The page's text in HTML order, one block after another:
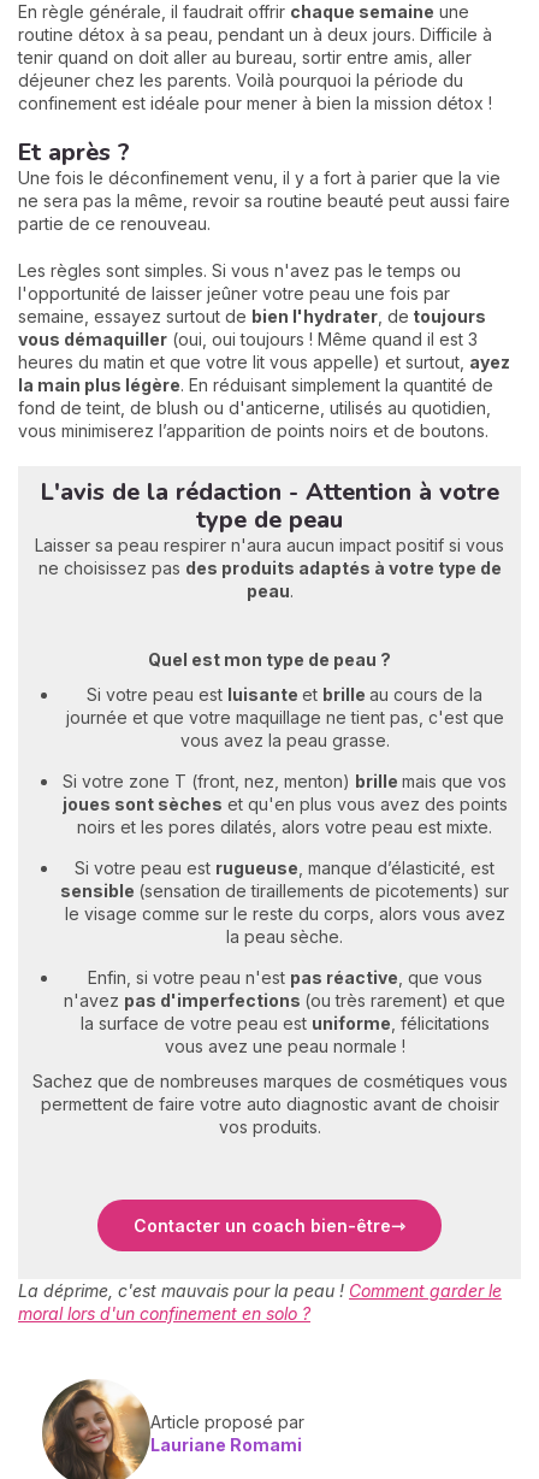
En règle générale, il faudrait offrir chaque semaine une
routine détox à sa peau, pendant un à deux jours. Difficile à
tenir quand on doit aller au bureau, sortir entre amis, aller
déjeuner chez les parents. Voilà pourquoi la période du
confinement est idéale pour mener à bien la mission détox !
Et après ?
Une fois le déconfinement venu, il y a fort à parier que la vie
ne sera pas la même, revoir sa routine beauté peut aussi faire
partie de ce renouveau.
Les règles sont simples. Si vous n'avez pas le temps ou
l'opportunité de laisser jeûner votre peau une fois par
semaine, essayez surtout de bien l'hydrater , de toujours
vous démaquiller (oui, oui toujours ! Même quand il est 3
heures du matin et que votre lit vous appelle) et surtout, ayez
la main plus légère. En réduisant simplement la quantité de
fond de teint, de blush ou d'anticerne, utilisés au quotidien,
vous minimiserez l’apparition de points noirs et de boutons.
L'avis de la rédaction - Attention à votre
type de peau
Laisser sa peau respirer n'aura aucun impact positif si vous
ne choisissez pas des produits adaptés à votre type de
peau.
Quel est mon type de peau ?
Si votre peau est luisante et brille au cours de la
journée et que votre maquillage ne tient pas, c'est que
vous avez la peau grasse.
Si votre zone T (front, nez, menton) brille mais que vos
joues sont sèches et qu'en plus vous avez des points
noirs et les pores dilatés, alors votre peau est mixte.
Si votre peau est rugueuse , manque d’élasticité, est
sensible (sensation de tiraillements de picotements) sur
le visage comme sur le reste du corps, alors vous avez
la peau sèche.
Enfin, si votre peau n'est pas réactive , que vous
n'avez pas d'imperfections (ou très rarement) et que
la surface de votre peau est uniforme , félicitations
vous avez une peau normale !
Sachez que de nombreuses marques de cosmétiques vous
permettent de faire votre auto diagnostic avant de choisir
vos produits.
Contacter un coach bien-être
La déprime, c'est mauvais pour la peau ! Comment garder le
moral lors d'un confinement en solo ?
Article proposé par
Lauriane Romami